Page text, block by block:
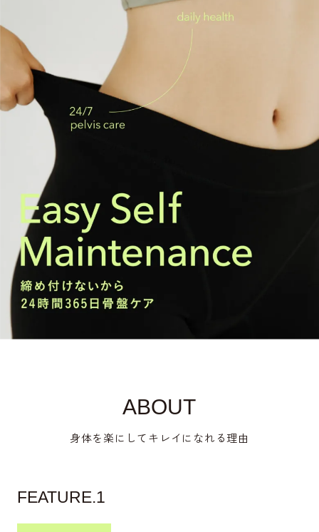
ABOUT
身体を楽にしてキレイになれる理由
FEATURE.1